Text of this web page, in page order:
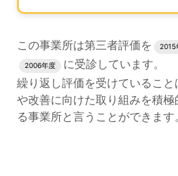
評価結果のPDFでのダウンロ
この事業所は第三者評価を 2015
2006年度
に受診しています。
繰り返し評価を受けているこ
や改善に向けた取り組みを積
る事業所と言うことができます。